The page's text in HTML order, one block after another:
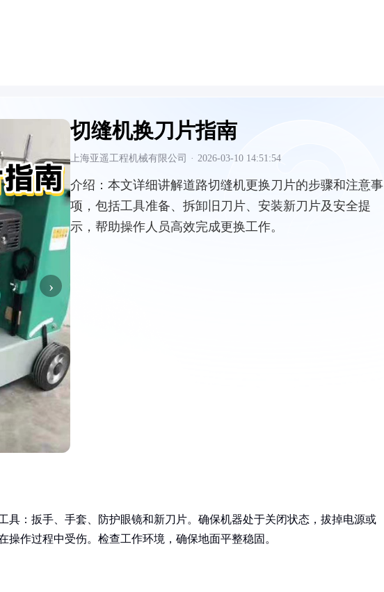
›
切缝机换刀片指南
上海亚遥工程机械有限公司 · 2026-03-10 14:51:54
介绍： 本文详细讲解道路切缝机更换刀片的步骤和注意事
项，包括工具准备、拆卸旧刀片、安装新刀片及安全提
示，帮助操作人员高效完成更换工作。
具：扳手、手套、防护眼镜和新刀片。确保机器处于关闭状态，拔掉电源或
操作过程中受伤。检查工作环境，确保地面平整稳固。